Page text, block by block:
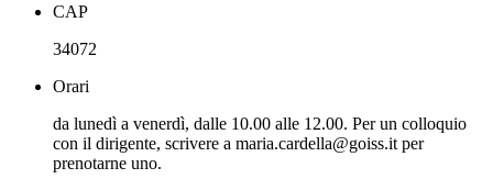
CAP
34072
Orari
da lunedì a venerdì, dalle 10.00 alle 12.00. Per un colloquio
con il dirigente, scrivere a maria.cardella@goiss.it per
prenotarne uno.